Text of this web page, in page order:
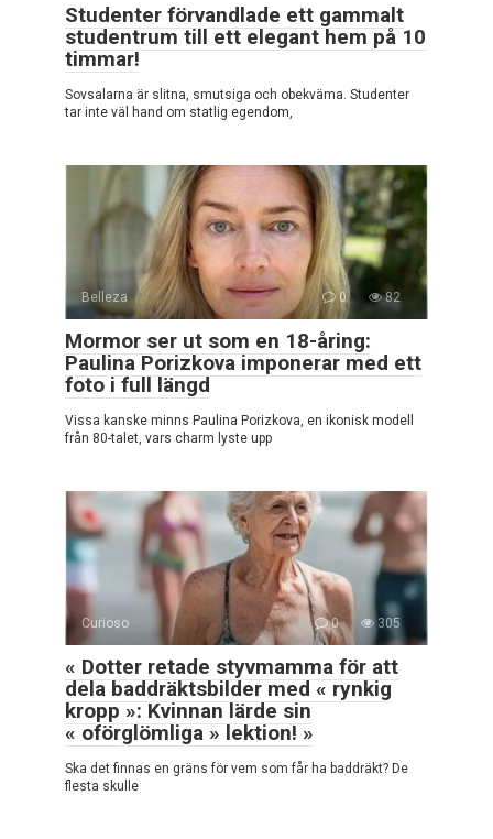
Studenter förvandlade ett gammalt
studentrum till ett elegant hem på 10
timmar!
Sovsalarna är slitna, smutsiga och obekväma. Studenter
tar inte väl hand om statlig egendom,
Belleza 0 82
Mormor ser ut som en 18-åring:
Paulina Porizkova imponerar med ett
foto i full längd
Vissa kanske minns Paulina Porizkova, en ikonisk modell
från 80-talet, vars charm lyste upp
Curioso 0 305
« Dotter retade styvmamma för att
dela baddräktsbilder med « rynkig
kropp »: Kvinnan lärde sin
« oförglömliga » lektion! »
Ska det finnas en gräns för vem som får ha baddräkt? De
flesta skulle